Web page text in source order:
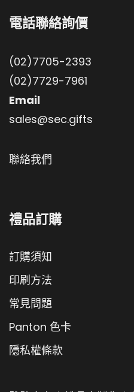
電話聯絡詢價
(02)7705-2393
(02)7729-7961
Email
sales@sec.gifts
聯絡我們
禮品訂購
訂購須知
印刷方法
常見問題
Panton 色卡
隱私權條款